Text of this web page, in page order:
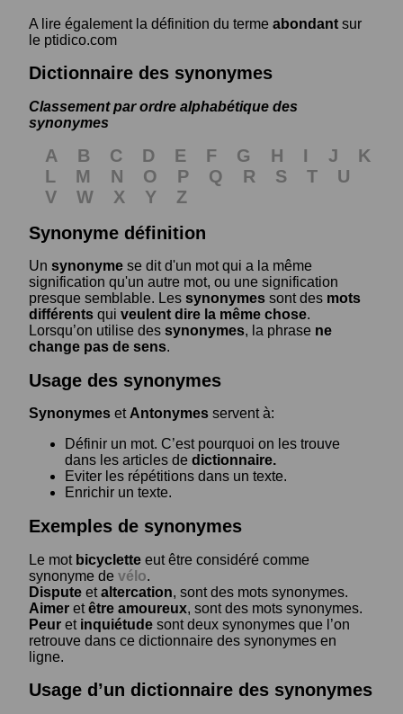
A lire également la définition du terme abondant sur
le ptidico.com
Dictionnaire des synonymes
Classement par ordre alphabétique des
synonymes
A B C D E F G H I J
K
L
M N O P Q R S T
U
V
W X Y
Z
Synonyme définition
Un synonyme se dit d'un mot qui a la même
signification qu'un autre mot, ou une signification
presque semblable. Les synonymes sont des mots
différents qui veulent dire la même chose.
Lorsqu’on utilise des synonymes, la phrase ne
change pas de sens.
Usage des synonymes
Synonymes etAntonymes servent à:
Définir un mot. C’est pourquoi on les trouve
dans les articles de dictionnaire.
Eviter les répétitions dans un texte.
Enrichir un texte.
Exemples de synonymes
Le mot bicyclette eut être considéré comme
synonyme de vélo.
Dispute etaltercation, sont des mots synonymes.
Aimer etêtre amoureux, sont des mots synonymes.
Peur et inquiétude sont deux synonymes que l’on
retrouve dans ce dictionnaire des synonymes en
ligne.
Usage d’un dictionnaire des synonymes